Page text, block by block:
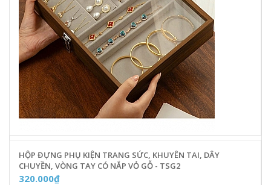
HỘP ĐỰNG PHỤ KIỆN TRANG SỨC, KHUYÊN TAI, DÂY
CHUYỀN, VÒNG TAY CÓ NẮP VỎ GỖ - TSG2
320.000₫